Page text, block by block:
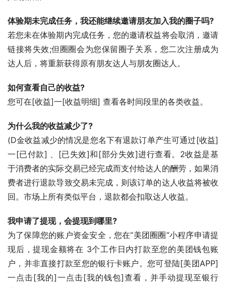
体验期未完成任务，我还能继续邀请朋友加入我的圈子吗?
若您未在体验期内完成任务，您的邀请权益将会取消，邀请
链接将失效;但圈圈会为您保留圈子关系，您二次注册成为
达人后，将重新获得原有朋友达人与朋友圈达人。
如何查看自己的收益?
您可在[收益]一[收益明细] 查看各时间段里的各类收益。
为什么我的收益减少了?
(D金收益减少的情况是您名下有退款订单产生可通过[收益]
一[已付款] 、[已失效]和[部分失效]进行查看。2收益是基
于消费者的实际交易已经完成而支付给达人的酬劳，如果消
费者进行退款导致交易未完成，则该订单的达人收益将被收
回。市场上所有类似平台，退款都会扣取达人收益。
我申请了提现，会提现到哪里?
为了保障您的账户资金安全，您在“美团圈圈”小程序申请提
现后，提现金额将在 3个工作日内打款至您的美团钱包账
户，并非直接打款至您的银行卡账户。您可登陆[美团APP]
一点击[我的]一点击[我的钱包]查看，并手动提现至银行